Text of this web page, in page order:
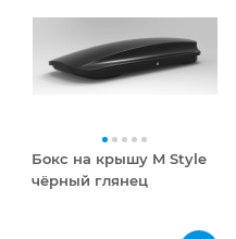
Бокс на крышу M Style
чёрный глянец